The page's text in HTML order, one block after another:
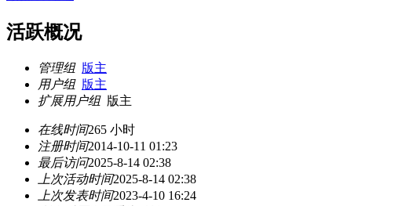
活跃概况
管理组 版主
用户组 版主
扩展用户组 版主
在线时间265 小时
注册时间2014-10-11 01:23
最后访问2025-8-14 02:38
上次活动时间2025-8-14 02:38
上次发表时间2023-4-10 16:24